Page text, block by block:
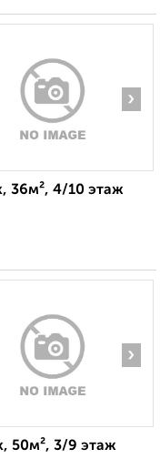
›
36м², 4/10 этаж
›
50м², 3/9 этаж